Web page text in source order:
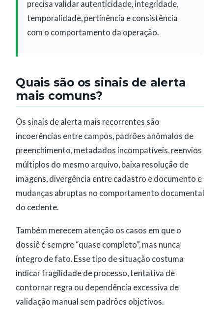
precisa validar autenticidade, integridade,
temporalidade, pertinência e consistência
com o comportamento da operação.
Quais são os sinais de alerta
mais comuns?
Os sinais de alerta mais recorrentes são
incoerências entre campos, padrões anômalos de
preenchimento, metadados incompatíveis, reenvios
múltiplos do mesmo arquivo, baixa resolução de
imagens, divergência entre cadastro e documento e
mudanças abruptas no comportamento documental
do cedente.
Também merecem atenção os casos em que o
dossiê é sempre “quase completo”, mas nunca
íntegro de fato. Esse tipo de situação costuma
indicar fragilidade de processo, tentativa de
contornar regra ou dependência excessiva de
validação manual sem padrões objetivos.